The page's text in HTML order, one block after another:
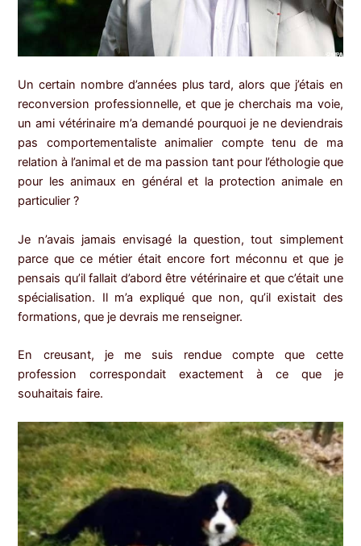
Un certain nombre d’années plus tard, alors que j’étais en
reconversion professionnelle, et que je cherchais ma voie,
un ami vétérinaire m’a demandé pourquoi je ne deviendrais
pas comportementaliste animalier compte tenu de ma
relation à l’animal et de ma passion tant pour l’éthologie que
pour les animaux en général et la protection animale en
particulier ?
Je n’avais jamais envisagé la question, tout simplement
parce que ce métier était encore fort méconnu et que je
pensais qu’il fallait d’abord être vétérinaire et que c’était une
spécialisation. Il m’a expliqué que non, qu’il existait des
formations, que je devrais me renseigner.
En creusant, je me suis rendue compte que cette
profession correspondait exactement à ce que je
souhaitais faire.